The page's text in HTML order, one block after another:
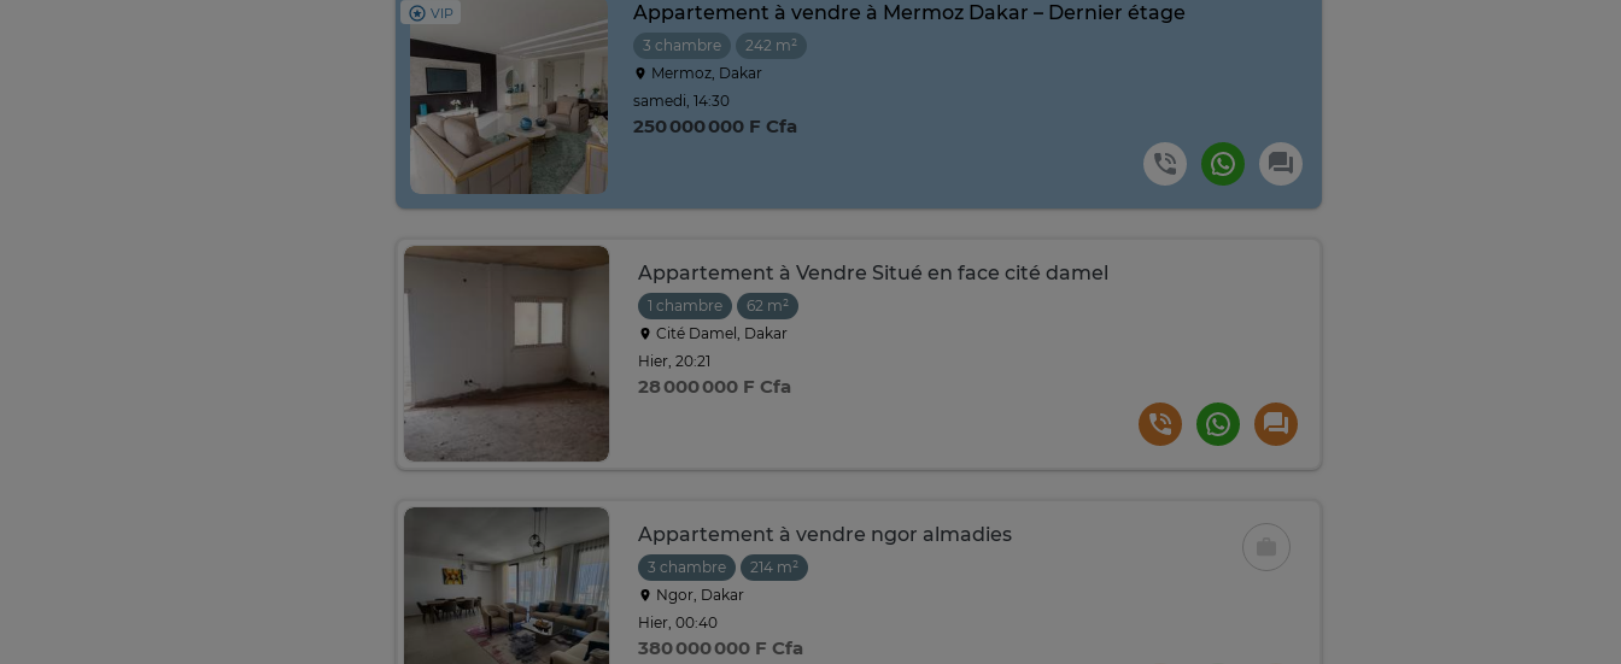
VIP Appartement à vendre à Mermoz Dakar – Dernier étage
3 chambre
242 m²
Mermoz, Dakar
samedi, 14:30
250 000 000 F Cfa
Appartement à Vendre Situé en face cité damel
1 chambre
62 m²
Cité Damel, Dakar
Hier, 20:21
28 000 000 F Cfa
Appartement à vendre ngor almadies
3 chambre
214 m²
Ngor, Dakar
Hier, 00:40
380 000 000 F Cfa